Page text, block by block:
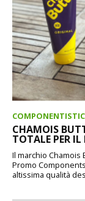
CHAMOIS
TOTALE PER IL
Il marchio Chamois
Promo
altissima qualità